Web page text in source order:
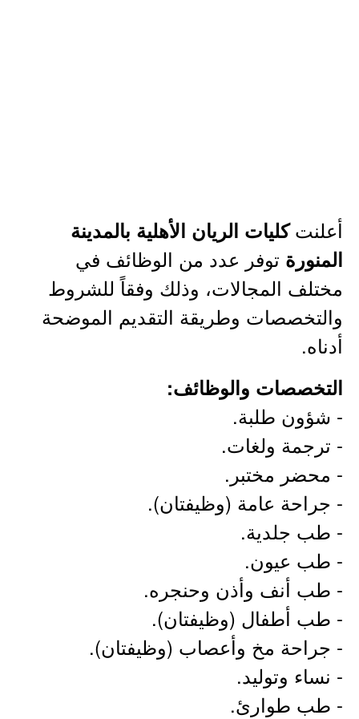
أعلنتكليات الريان الأهلية بالمدينة
المنورة توفر عدد من الوظائف في
مختلف المجالات، وذلك وفقاً للشروط
والتخصصات وطريقة التقديم الموضحة
أدناه.
التخصصات والوظائف:
- شؤون طلبة.
- ترجمة ولغات.
- محضر مختبر.
- جراحة عامة (وظيفتان).
- طب جلدية.
- طب عيون.
- طب أنف وأذن وحنجره.
- طب أطفال (وظيفتان).
- جراحة مخ وأعصاب (وظيفتان).
- نساء وتوليد.
- طب طوارئ.